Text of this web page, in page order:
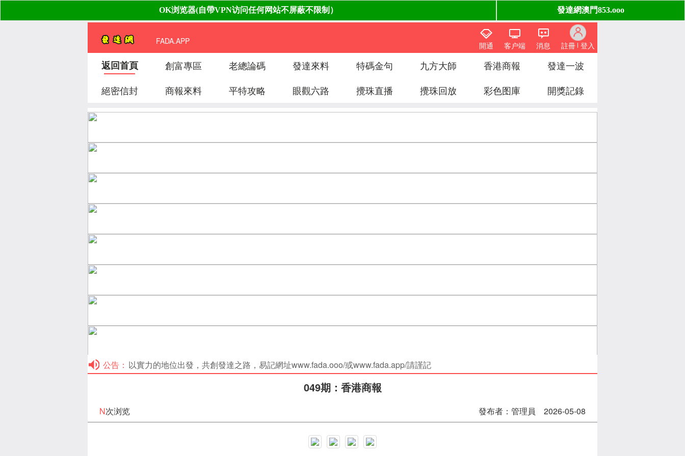
FADA.APP 註冊 登入
消息
客户端
開通
返回首頁 創富專區 老總論碼 發達來料 特碼金句 九方大師 香港商報
發達一波
絕密信封
商報來料 平特攻略 眼觀六路 攪珠直播 攪珠回放 彩色图庫 開獎記錄
公告： 以實力的地位出發，共創發達之路，易記網址www.fada.ooo/或www.fada.app/請謹記
049期：香港商報
N次浏览 發布者：管理員 2026-05-08